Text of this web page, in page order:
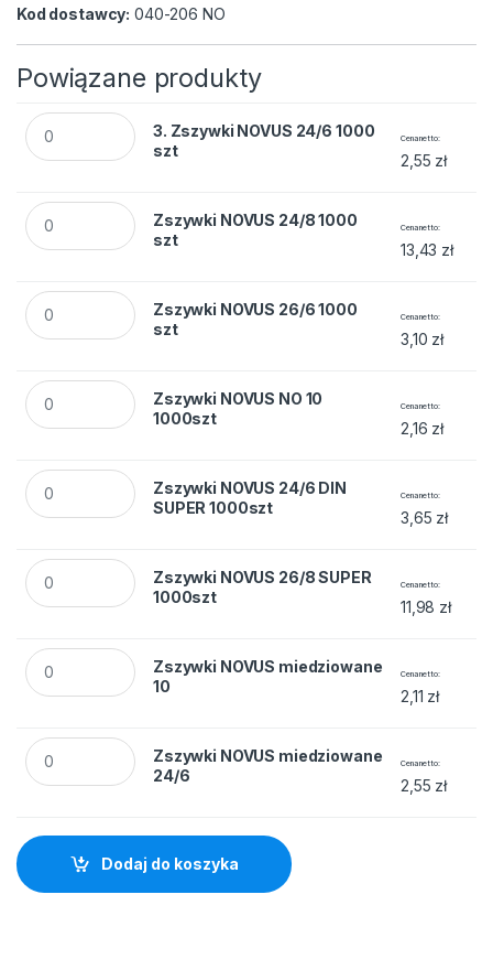
Kod dostawcy: 040-206 NO
Powiązane produkty
3. Zszywki NOVUS 24/6 1000 szt quantity
3. Zszywki NOVUS 24/6 1000
szt
Cena netto
2,55 zł
Zszywki NOVUS 24/8 1000 szt quantity
Zszywki NOVUS 24/8 1000
szt
Cena netto
13,43 zł
Zszywki NOVUS 26/6 1000 szt quantity
Zszywki NOVUS 26/6 1000
szt
Cena netto
3,10 zł
Zszywki NOVUS NO 10 1000szt quantity
Zszywki NOVUS NO 10
1000szt
Cena netto
2,16 zł
Zszywki NOVUS 24/6 DIN SUPER 1000szt quantity
Zszywki NOVUS 24/6 DIN
SUPER 1000szt
Cena netto
3,65 zł
Zszywki NOVUS 26/8 SUPER 1000szt quantity
Zszywki NOVUS 26/8 SUPER
1000szt
Cena netto
11,98 zł
Zszywki NOVUS miedziowane 10 quantity
Zszywki NOVUS miedziowane
10
Cena netto
2,11 zł
Zszywki NOVUS miedziowane 24/6 quantity
Zszywki NOVUS miedziowane
24/6
Cena netto
2,55 zł
Dodaj do koszyka